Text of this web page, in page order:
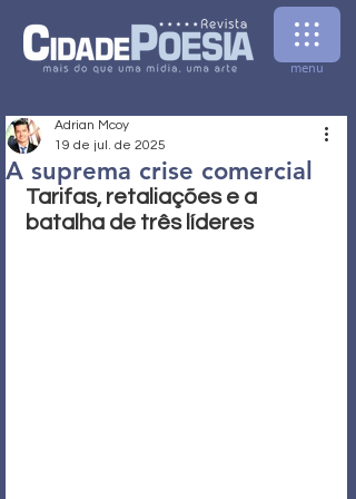
menu
A suprema crise comercial
Adrian Mcoy
19 de jul. de 2025
Tarifas, retaliações e a
batalha de três líderes